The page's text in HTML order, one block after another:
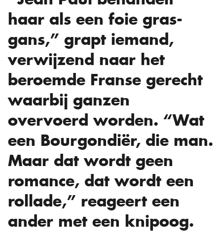
haar als een foie gras-
gans,” grapt iemand,
verwijzend naar het
beroemde Franse gerecht
waarbij ganzen
overvoerd worden. “Wat
een Bourgondiër, die man.
Maar dat wordt geen
romance, dat wordt een
rollade,” reageert een
ander met een knipoog.